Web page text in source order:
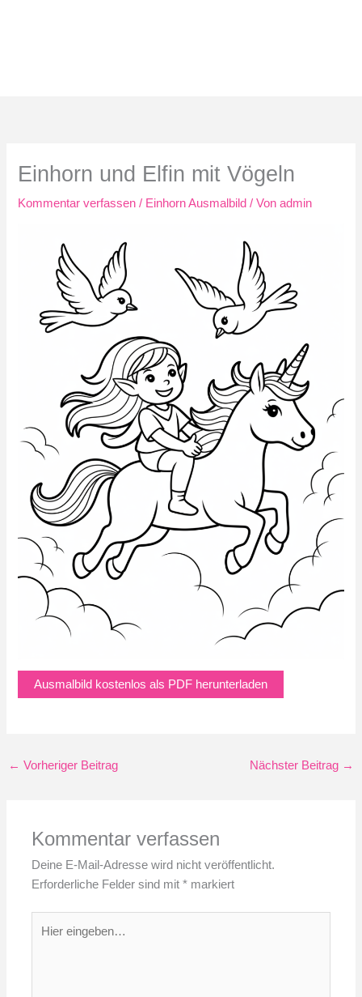
Einhorn und Elfin mit Vögeln
Kommentar verfassen / Einhorn Ausmalbild / Vonadmin
Ausmalbild kostenlos als PDF herunterladen
← Vorheriger Beitrag Nächster Beitrag →
Kommentar verfassen
Deine E-Mail-Adresse wird nicht veröffentlicht.
Erforderliche Felder sind mit* markiert
eingeben…